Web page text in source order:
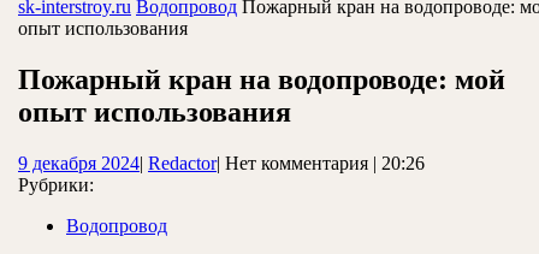
sk-interstroy.ru Водопровод Пожарный кран на водопроводе:
опыт использования
Пожарный кран на водопроводе: мой
опыт использования
9 декабря 20249| RedactorRedactor
| Нет комментария | 20:26
Рубрики:
Водопровод